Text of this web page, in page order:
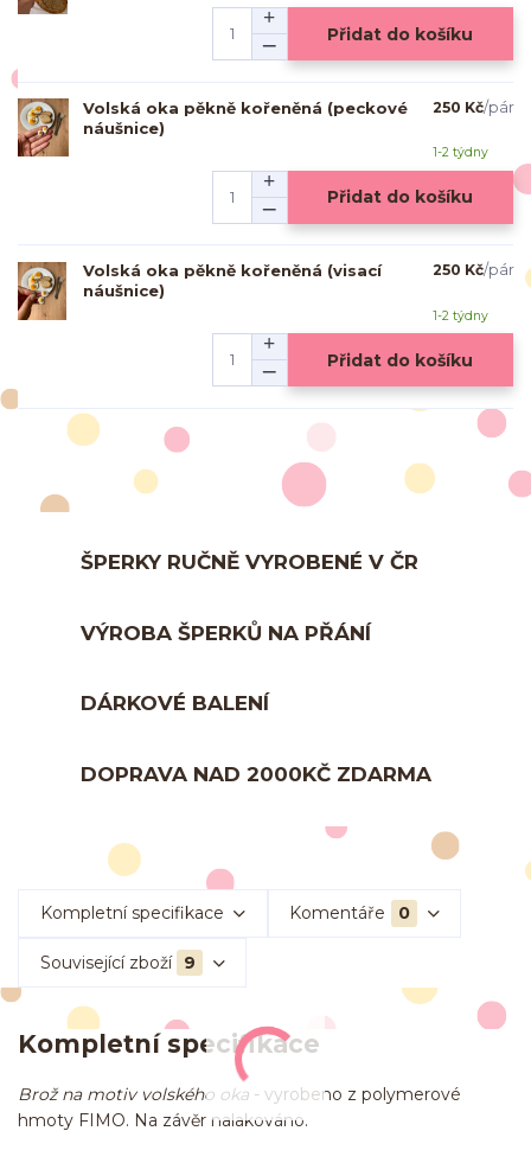
Přidat do košíku
Volská oka pěkně kořeněná (peckové
náušnice)
250 Kč/pár
1-2 týdny
Přidat do košíku
Volská oka pěkně kořeněná (visací
náušnice)
250 Kč/pár
1-2 týdny
Přidat do košíku
ŠPERKY RUČNĚ VYROBENÉ V ČR
VÝROBA ŠPERKŮ NA PŘÁNÍ
DÁRKOVÉ BALENÍ
DOPRAVA NAD 2000KČ ZDARMA
Kompletní specifikace Komentáře 0
Související zboží 9
Kompletní specifikace
Brož na motiv volského oka - vyrobeno z polymerové
hmoty FIMO. Na závěr nalakováno.